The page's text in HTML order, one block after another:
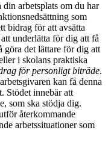
arbetsplats om du har
som
bidrag för att avsätta
underlätta för dig att få
göra det lättare för dig att
i skolans praktiska
för personligt biträde.
kan få denna
Stödet innebär att
som ska stödja dig.
återkommande
arbetssituationer som